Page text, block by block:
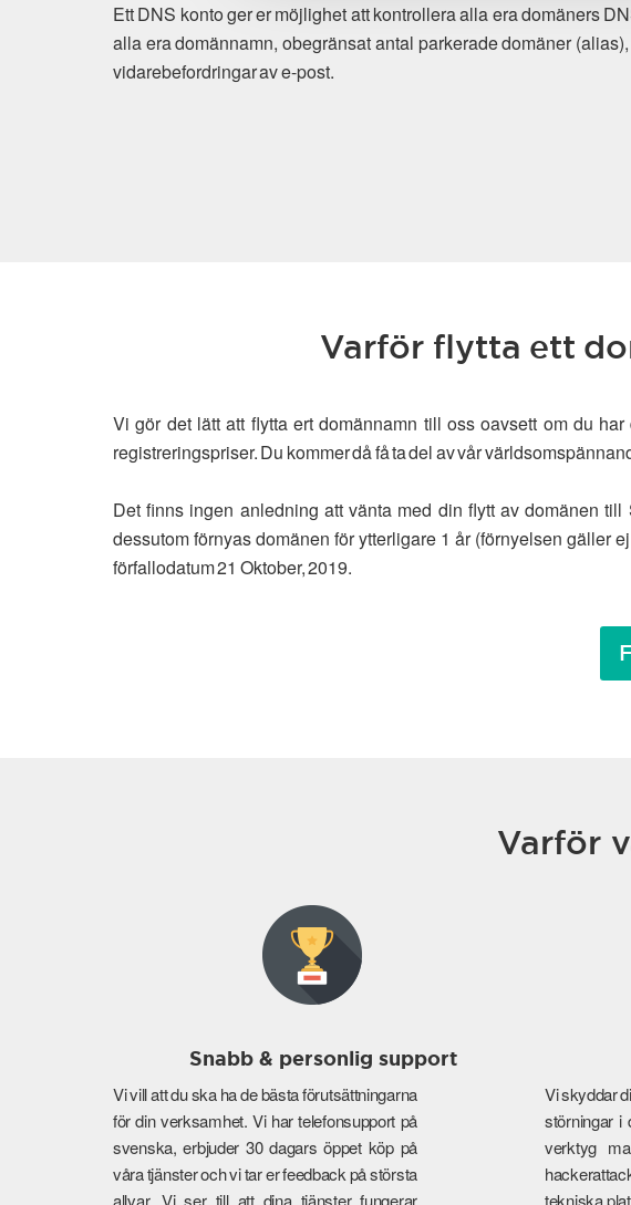
Ett DNS konto ger er möjlighet att kontrollera alla era domäners
alla era domännamn, obegränsat antal parkerade domäner
vidarebefordringar av e-post.
Varför flytta ett
Vi gör det lätt att flytta ert domännamn till oss oavsett om du
registreringspriser. Du kommer då få ta del av vår
Det finns ingen anledning att vänta med din flytt av domänen
dessutom förnyas domänen för ytterligare 1 år (förnyelsen gäller
förfallodatum 21 Oktober, 2019.
Varför
Snabb & personlig support
Vi vill att du ska ha de bästa förutsättningarna
för din verksamhet. Vi har telefonsupport på
svenska, erbjuder 30 dagars öppet köp på
våra tjänster och vi tar er feedback på största
allvar. Vi ser till att dina tjänster fungerar
Vi skyddar
störningar i
verktyg
tekniska